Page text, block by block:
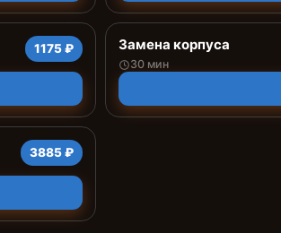
1175 ₽ Замена корпуса
30 мин
3885 ₽